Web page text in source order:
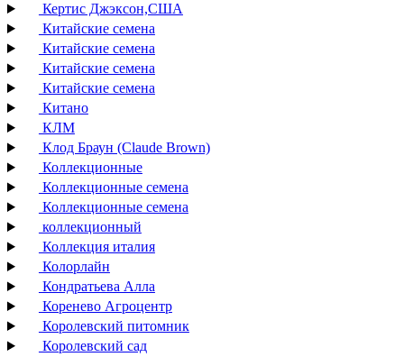
Кертис Джэксон,США
Китайские семена
Китайские семена
Китайские семена
Китайские семена
Китано
КЛМ
Клод Браун (Claude Brown)
Коллекционные
Коллекционные семена
Коллекционные семена
коллекционный
Коллекция италия
Колорлайн
Кондратьева Алла
Коренево Агроцентр
Королевский питомник
Королевский сад